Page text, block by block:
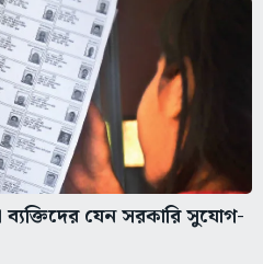
যেন সরকারি সুযোগ-